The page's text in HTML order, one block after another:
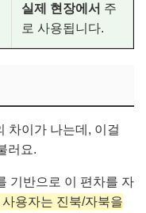
실제 현장에서 주
로 사용됩니다.
차이가 나는데, 이걸
러요.
기반으로 이 편차를 자
사용자는 진북/자북을